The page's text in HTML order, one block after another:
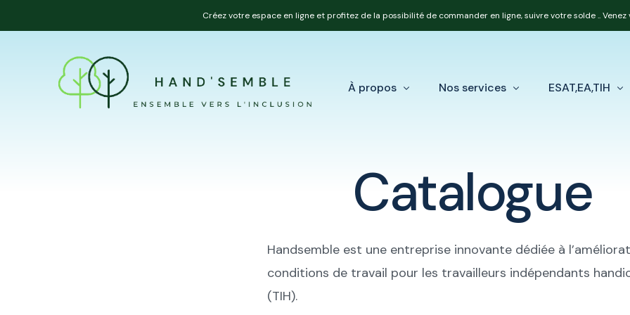
Créez votre espace en ligne et profitez de la possibilité de commander en ligne, suivre votre solde .. Venez
À propos
Notre équipe
Nos services
Nos produits
Nos expertises
ESAT,EA,TIH
Loi Handicap
Réforme OETH
Catalogue
Handsemble est une entreprise innovante dédiée à
conditions de travail pour les travailleurs indépendants
(TIH).